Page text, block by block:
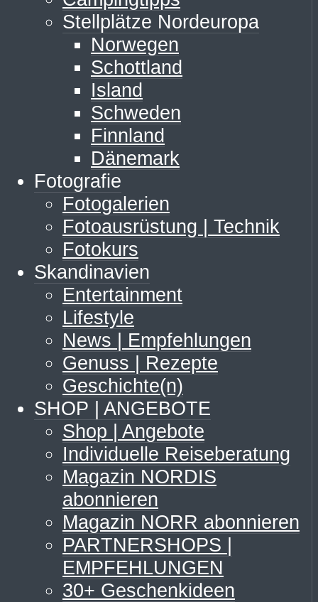
Stellplätze Nordeuropa
Norwegen
Schottland
Island
Schweden
Finnland
Dänemark
Fotografie
Fotogalerien
Fotoausrüstung | Technik
Fotokurs
Skandinavien
Entertainment
Lifestyle
News | Empfehlungen
Genuss | Rezepte
Geschichte(n)
SHOP | ANGEBOTE
Shop | Angebote
Individuelle Reiseberatung
Magazin NORDIS
abonnieren
Magazin NORR abonnieren
PARTNERSHOPS |
EMPFEHLUNGEN
30+ Geschenkideen